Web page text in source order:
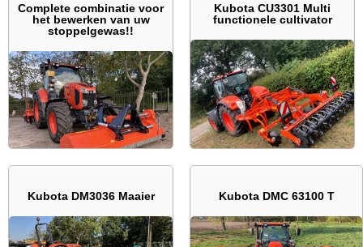
Complete combinatie voor
het bewerken van uw
stoppelgewas!!
Kubota CU3301 Multi
functionele cultivator
Kubota DM3036 Maaier Kubota DMC 63100 T